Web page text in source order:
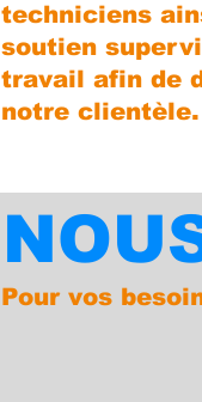
techniciens
soutien
travail afin de
notre clientèle.
Pour vos